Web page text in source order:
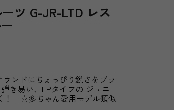
ツ G-JR-LTD レス
ンドにちょっぴり鋭さをプラ
き易い、LPタイプの"ジュニ
」喜多ちゃん愛用モデル類似